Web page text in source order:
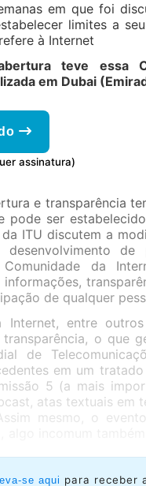
em que foi
limites a
à Internet
teve essa
em Dubai
assinatura)
e transparência
pode ser
ITU discutem a
da
de qualquer
Internet, entre
o que
de
em um
5 (a mais
atas textuais em
mesmo, o
se aqui para receber